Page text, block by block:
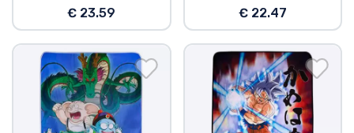
€ 23.59 € 22.47